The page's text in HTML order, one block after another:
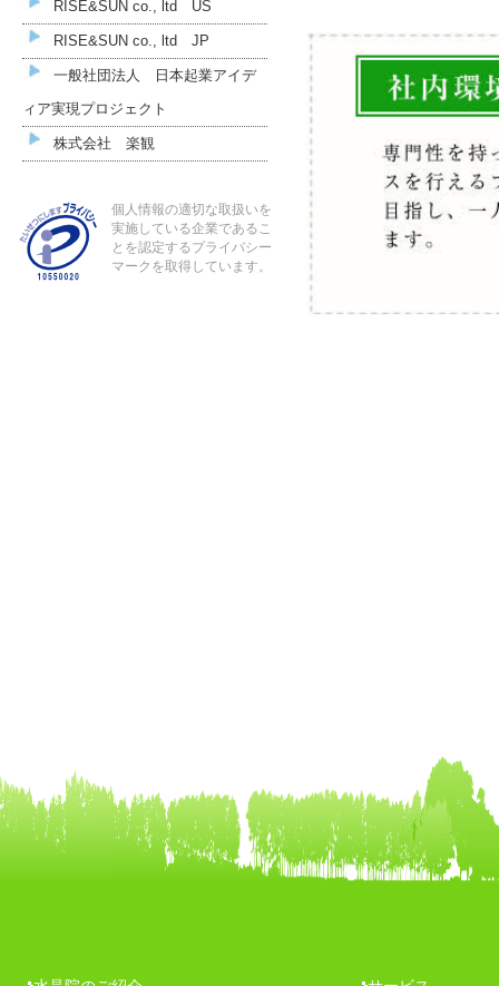
RISE&SUN co., ltd US
RISE&SUN co., ltd JP
一般社団法人 日本起業アイデ
ィア実現プロジェクト
株式会社 楽観
個人情報の適切な取扱いを
実施している企業であるこ
とを認定するプライバシー
マークを取得しています。